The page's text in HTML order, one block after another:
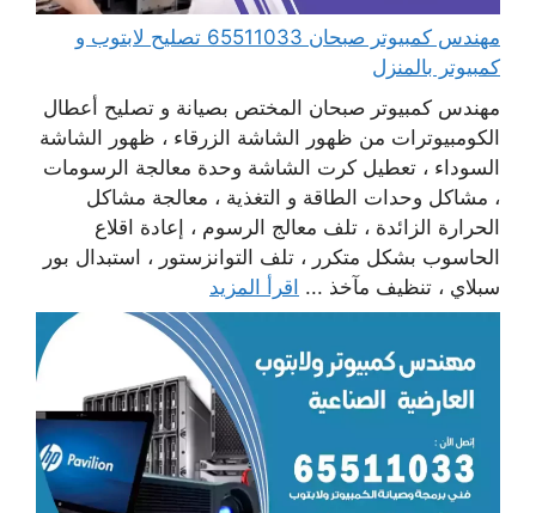
مهندس كمبيوتر صبحان 65511033 تصليح لابتوب و
كمبيوتر بالمنزل
مهندس كمبيوتر صبحان المختص بصيانة و تصليح أعطال
الكومبيوترات من ظهور الشاشة الزرقاء ، ظهور الشاشة
السوداء ، تعطيل كرت الشاشة وحدة معالجة الرسومات
، مشاكل وحدات الطاقة و التغذية ، معالجة مشاكل
الحرارة الزائدة ، تلف معالج الرسوم ، إعادة اقلاع
الحاسوب بشكل متكرر ، تلف التوانزستور ، استبدال بور
سبلاي ، تنظيف مآخذ ... اقرأ المزيد